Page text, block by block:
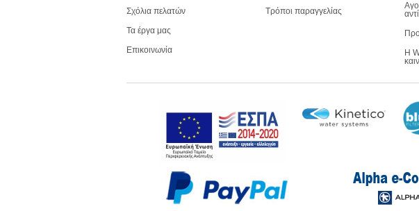
Σχόλια πελατών
Τα έργα μας
Επικοινωνία
Τρόποι παραγγελίας
Η